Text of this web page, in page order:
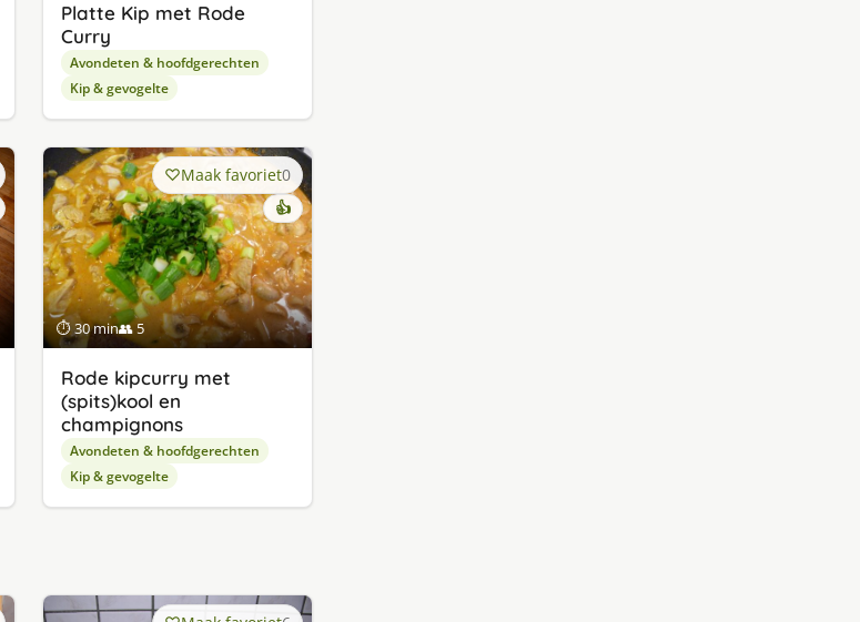
Platte Kip met Rode
Curry
Avondeten & hoofdgerechten
Kip & gevogelte
⏱ 30 min👥 5
Maak favoriet0
👍
Rode kipcurry met
(spits)kool en
champignons
Avondeten & hoofdgerechten
Kip & gevogelte